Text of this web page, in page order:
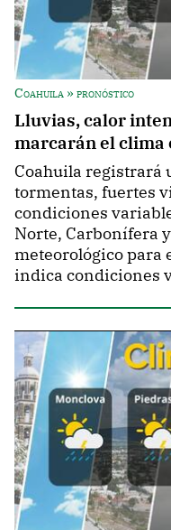
Coahuila » pronóstico
Lluvias, calor
marcarán el clima
Coahuila registrará
tormentas, fuertes
condiciones
Norte, Carbonífera
meteorológico para
indica condiciones